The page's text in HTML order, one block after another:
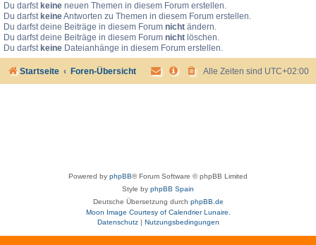
Du darfst keine neuen Themen in diesem Forum erstellen.
Du darfst keineAntworten zu Themen in diesem Forum erstellen.
Du darfst deine Beiträge in diesem Forum nicht ändern.
Du darfst deine Beiträge in diesem Forum nicht löschen.
Du darfst keine Dateianhänge in diesem Forum erstellen.
Startseite Foren-Übersicht Alle Zeiten sind UTC+02:00
Powered by phpBB® Forum Software © phpBB Limited
Style by phpBB Spain
Deutsche Übersetzung durch phpBB.de
Moon Image Courtesy of Calendrier Lunaire.
Datenschutz| Nutzungsbedingungen